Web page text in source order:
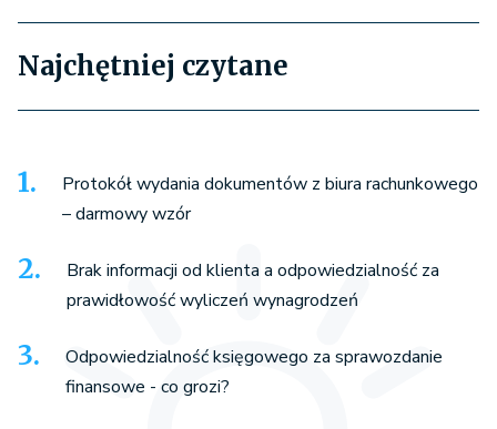
Najchętniej czytane
Protokół wydania dokumentów z biura rachunkowego
– darmowy wzór
Brak informacji od klienta a odpowiedzialność za
prawidłowość wyliczeń wynagrodzeń
Odpowiedzialność księgowego za sprawozdanie
finansowe - co grozi?